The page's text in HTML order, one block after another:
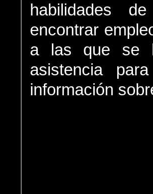
habilidades
encontrar
a las que se
asistencia
información